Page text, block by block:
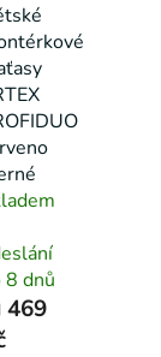
8 dnů
469